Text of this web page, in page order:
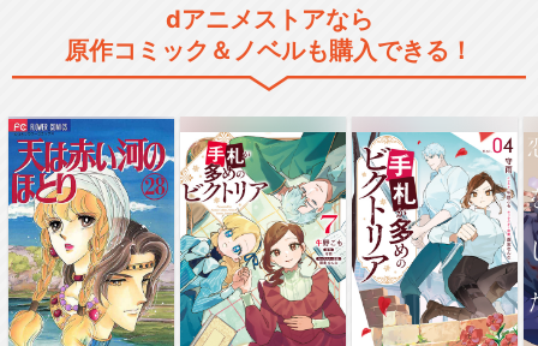
忍たま乱太郎 第23シリーズ
忍たま乱太郎 第24シリーズ
忍たま乱太郎 第25シリーズ
dアニメストアなら
原作コミック＆ノベルも購入できる！